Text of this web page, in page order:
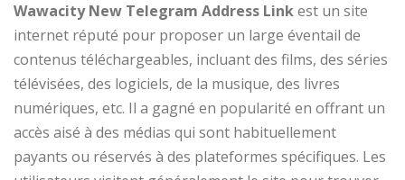
Wawacity New Telegram Address Linkest un site
internet réputé pour proposer un large éventail de
contenus téléchargeables, incluant des films, des séries
télévisées, des logiciels, de la musique, des livres
numériques, etc. Il a gagné en popularité en offrant un
accès aisé à des médias qui sont habituellement
payants ou réservés à des plateformes spécifiques. Les